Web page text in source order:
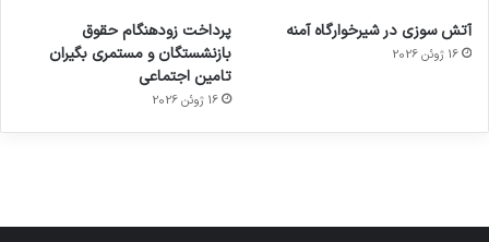
آتش سوزی در شیرخوارگاه آمنه
16 ژوئن 2026
پرداخت زودهنگام حقوق
بازنشستگان و مستمری بگیران
تامین اجتماعی
16 ژوئن 2026
برای
کشف
توسط
مجازی
…
ساعت
هوشمند
با طعم
توسط
ژاکت
در
های
2023
توسط